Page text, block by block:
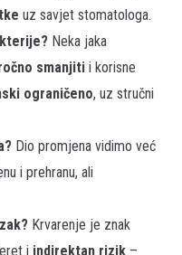
uz savjet stomatologa.
Neka jaka
smanjiti i korisne
ograničeno, uz stručni
Dio promjena vidimo već
i prehranu, ali
Krvarenje je znak
i indirektan rizik –